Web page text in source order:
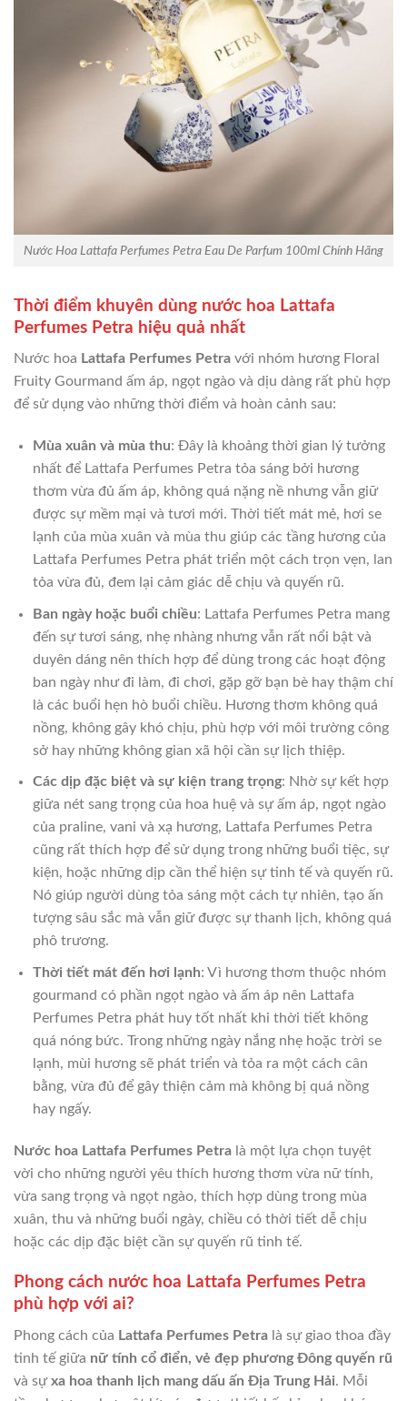
Nước Hoa Lattafa Perfumes Petra Eau De Parfum 100ml Chính Hãng
Thời điểm khuyên dùng nước hoa Lattafa
Perfumes Petra hiệu quả nhất
Nước hoa Lattafa Perfumes Petra với nhóm hương Floral
Fruity Gourmand ấm áp, ngọt ngào và dịu dàng rất phù hợp
để sử dụng vào những thời điểm và hoàn cảnh sau:
Mùa xuân và mùa thu: Đây là khoảng thời gian lý tưởng
nhất để Lattafa Perfumes Petra tỏa sáng bởi hương
thơm vừa đủ ấm áp, không quá nặng nề nhưng vẫn giữ
được sự mềm mại và tươi mới. Thời tiết mát mẻ, hơi se
lạnh của mùa xuân và mùa thu giúp các tầng hương của
Lattafa Perfumes Petra phát triển một cách trọn vẹn, lan
tỏa vừa đủ, đem lại cảm giác dễ chịu và quyến rũ.
Ban ngày hoặc buổi chiều: Lattafa Perfumes Petra mang
đến sự tươi sáng, nhẹ nhàng nhưng vẫn rất nổi bật và
duyên dáng nên thích hợp để dùng trong các hoạt động
ban ngày như đi làm, đi chơi, gặp gỡ bạn bè hay thậm chí
là các buổi hẹn hò buổi chiều. Hương thơm không quá
nồng, không gây khó chịu, phù hợp với môi trường công
sở hay những không gian xã hội cần sự lịch thiệp.
Các dịp đặc biệt và sự kiện trang trọng: Nhờ sự kết hợp
giữa nét sang trọng của hoa huệ và sự ấm áp, ngọt ngào
của praline, vani và xạ hương, Lattafa Perfumes Petra
cũng rất thích hợp để sử dụng trong những buổi tiệc, sự
kiện, hoặc những dịp cần thể hiện sự tinh tế và quyến rũ.
Nó giúp người dùng tỏa sáng một cách tự nhiên, tạo ấn
tượng sâu sắc mà vẫn giữ được sự thanh lịch, không quá
phô trương.
Thời tiết mát đến hơi lạnh: Vì hương thơm thuộc nhóm
gourmand có phần ngọt ngào và ấm áp nên Lattafa
Perfumes Petra phát huy tốt nhất khi thời tiết không
quá nóng bức. Trong những ngày nắng nhẹ hoặc trời se
lạnh, mùi hương sẽ phát triển và tỏa ra một cách cân
bằng, vừa đủ để gây thiện cảm mà không bị quá nồng
hay ngấy.
Nước hoa Lattafa Perfumes Petra là một lựa chọn tuyệt
vời cho những người yêu thích hương thơm vừa nữ tính,
vừa sang trọng và ngọt ngào, thích hợp dùng trong mùa
xuân, thu và những buổi ngày, chiều có thời tiết dễ chịu
hoặc các dịp đặc biệt cần sự quyến rũ tinh tế.
Phong cách nước hoa Lattafa Perfumes Petra
phù hợp với ai?
Phong cách của Lattafa Perfumes Petra là sự giao thoa đầy
tinh tế giữa nữ tính cổ điển, vẻ đẹp phương Đông quyến rũ
và sựxa hoa thanh lịch mang dấu ấn Địa Trung Hải. Mỗi